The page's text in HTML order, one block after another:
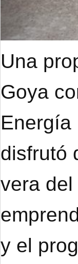
Una
Goya
Energía
disfrutó
vera
y el